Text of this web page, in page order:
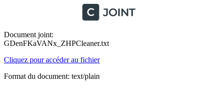
Document joint:
GDenFKaVANx_ZHPCleaner.txt
Cliquez pour accéder au fichier
Format du document: text/plain